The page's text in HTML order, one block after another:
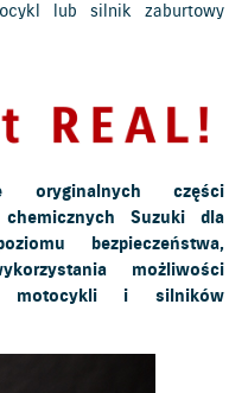
lub silnik zaburtowy
oryginalnych części
Suzuki dla
bezpieczeństwa,
możliwości
motocykli i silników